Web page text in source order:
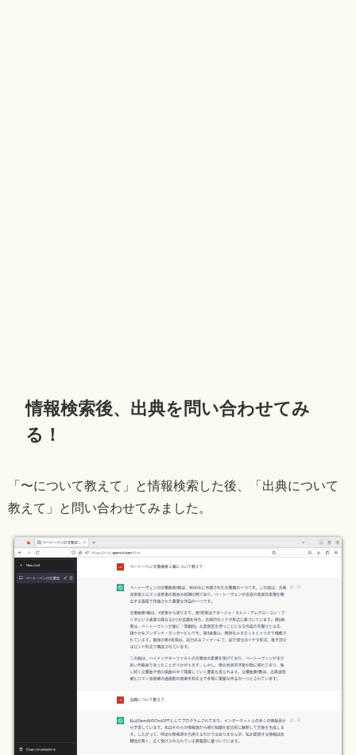
情報検索後、出典を問い合わせてみ
る！
「〜について教えて」と情報検索した後、「出典について
教えて」と問い合わせてみました。